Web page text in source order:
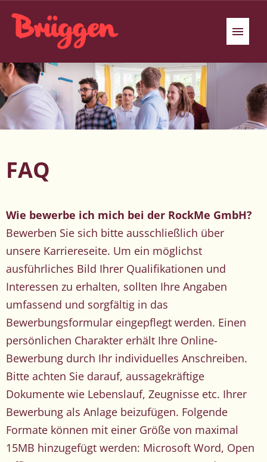
Deutsch Englisch Polnisch
Stellenangebote
Benefits
Unser Bewerbungsprozess
FAQ
Wie bewerbe ich mich bei der RockMe GmbH?
Bewerben Sie sich bitte ausschließlich über
unsere Karriereseite. Um ein möglichst
ausführliches Bild Ihrer Qualifikationen und
Interessen zu erhalten, sollten Ihre Angaben
umfassend und sorgfältig in das
Bewerbungsformular eingepflegt werden. Einen
persönlichen Charakter erhält Ihre Online-
Bewerbung durch Ihr individuelles Anschreiben.
Bitte achten Sie darauf, aussagekräftige
Dokumente wie Lebenslauf, Zeugnisse etc. Ihrer
Bewerbung als Anlage beizufügen. Folgende
Formate können mit einer Größe von maximal
15MB hinzugefügt werden: Microsoft Word, Open